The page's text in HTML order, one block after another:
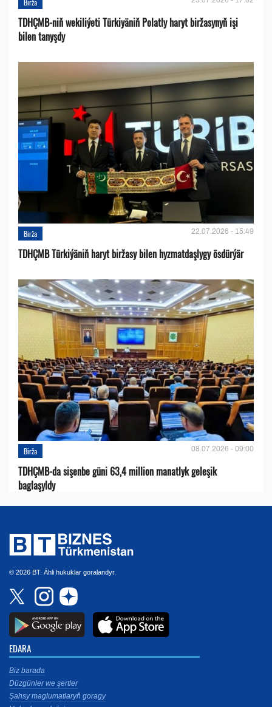
Birža
TDHÇMB-niň wekiliýeti Türkiyäniň Polatly haryt biržasynyň işi
bilen tanyşdy
Birža 22.07.2026 - 15:49
TDHÇMB Türkiýäniň haryt biržasy bilen hyzmatdaşlygy ösdürýär
Birža 08.07.2026 - 09:00
TDHÇMB-da sişenbe güni 63,4 million manatlyk geleşik
baglaşyldy
© 2026 BT. Ähli hukuklar goralandyr.
EDARA
Biz barada
Düzgünler we şertler
Şahsy maglumatlaryň goragy